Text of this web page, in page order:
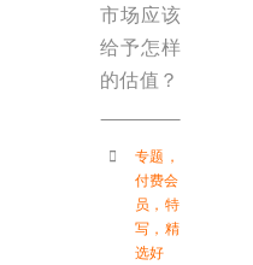
市场应该
给予怎样
的估值？
专题 ，
付费会
员 ， 特
写 ， 精
选好